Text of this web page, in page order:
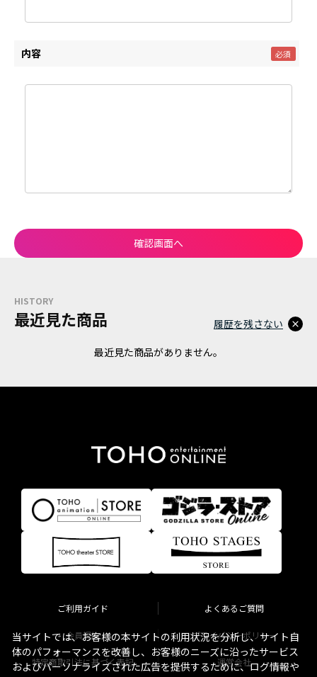
内容
HISTORY
最近見た商品
最近見た商品がありません。
履歴を残さない
ご利用ガイド よくあるご質問
会員規約 プライバシーポリシー
特定商取引法に基づく表記 運営会社
当サイトでは、お客様の本サイトの利用状況を分析し、サイト自
体のパフォーマンスを改善し、お客様のニーズに沿ったサービス
およびパーソナライズされた広告を提供するために、ログ情報や